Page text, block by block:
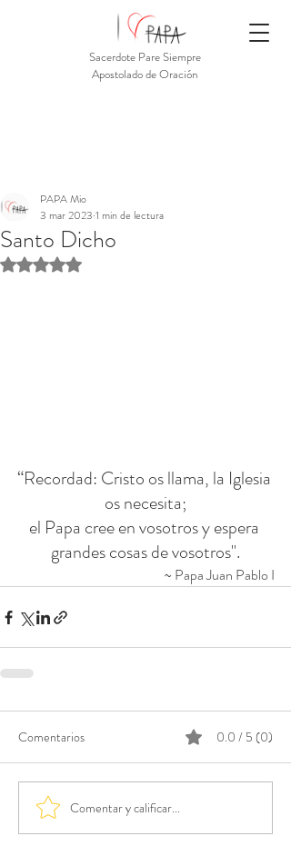
Sacerdote Pare Siempre
Apostolado de Oración
Santo Dicho
PAPA Mio
3 mar 2023 1 min de lectura
Obtuvo NaN de 5 estrellas.
“Recordad: Cristo os llama, la Iglesia
os necesita;
el Papa cree en vosotros y espera
grandes cosas de vosotros".
~ Papa Juan Pablo I
Comentarios 0.0 / 5 (0)
Comentar y calificar...